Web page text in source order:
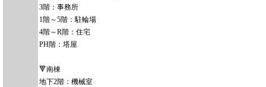
3階：事務所
1階～5階：駐輪場
4階～R階：住宅
PH階：塔屋
🔻南棟
地下2階：機械室